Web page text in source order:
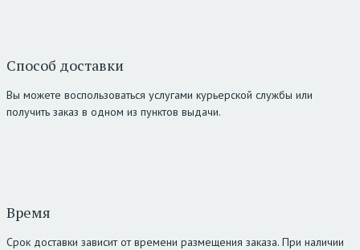
Способ доставки
Вы можете воспользоваться услугами курьерской службы или
получить заказ в одном из пунктов выдачи.
Время
Срок доставки зависит от времени размещения заказа. При наличии